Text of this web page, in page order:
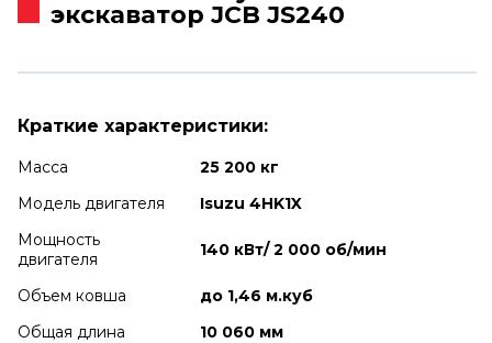
экскаватор JCB JS240
Краткие характеристики:
Масса
25 200 кг
Модель двигателя
Isuzu 4HK1X
Мощность
двигателя
140 кВт/ 2 000 об/мин
Объем ковша
до 1,46 м.куб
Общая длина
10 060 мм